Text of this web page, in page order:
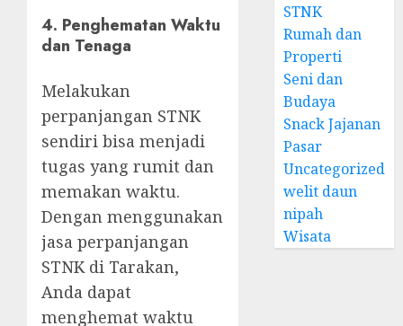
4. Penghematan Waktu
dan Tenaga
Melakukan
perpanjangan STNK
sendiri bisa menjadi
tugas yang rumit dan
memakan waktu.
Dengan menggunakan
jasa perpanjangan
STNK di Tarakan,
Anda dapat
menghemat waktu
STNK
Rumah dan
Properti
Seni dan
Budaya
Snack Jajanan
Pasar
Uncategorized
welit daun
nipah
Wisata